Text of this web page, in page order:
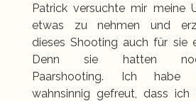
Patrick versuchte mir meine
etwas zu nehmen und
dieses Shooting auch für sie
Denn sie hatten
Paarshooting. Ich habe
wahnsinnig gefreut, dass